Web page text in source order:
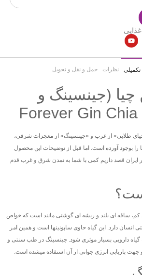
نظرات حمل و نقل و تحویل
چیا (جینسینگ و
طلایی» از غرب و «جینسینگ» از معجزات شرقی،
بوجود آورده است. اما قبل از توضیحات این محصول
ایران قصد داریم کمی با شما به تمدن شرق و غرب قدم
کم، ساقه ای بلند و ریشه ای گوشتی مانند است که خواص
انسان دارد. این گیاه حاوی ساپونینها است و همین امر
گیاه دارویی بسیار موثری شود. جینسینگ در طب سنتی و
بازیابی انرژی جوانی از آن استفاده میشده است.